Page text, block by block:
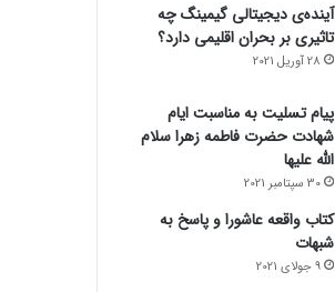
آینده‌ی دیجیتالی گیمینگ چه
تاثیری بر بحران اقلیمی دارد؟
28 آوریل 2021
پیام تسلیت به مناسبت ایام
شهادت حضرت فاطمه زهرا سلام
الله علیها
30 سپتامبر 2021
کتاب واقعه عاشورا و پاسخ به
شبهات
9 جولای 2021